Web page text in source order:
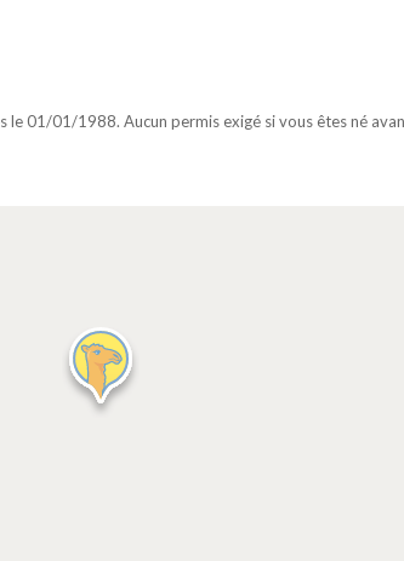
le 01/01/1988. Aucun permis exigé si vous êtes né